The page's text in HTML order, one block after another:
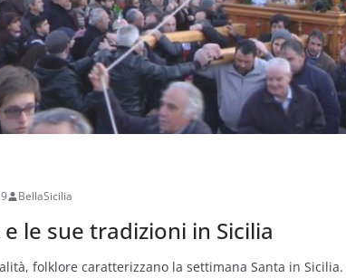
BellaSicilia
e le sue tradizioni in Sicilia
folklore caratterizzano la settimana Santa in